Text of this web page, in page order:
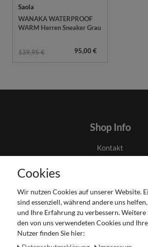
Saola
WANAKA WATERPROOF
WARM Herren Sneaker Grau
139,95 € 95,00 €
Shop Info
Kontakt
Impressum
Widerrufsrecht
Zahlung und Versand
Unser Ladengeschäft
Cookies
Wir nutzen Cookies auf unserer Website.
sind essenziell, während andere uns
und Ihre Erfahrung zu verbessern.
den von uns verwendeten Cookies und
Nutzer finden Sie hier: